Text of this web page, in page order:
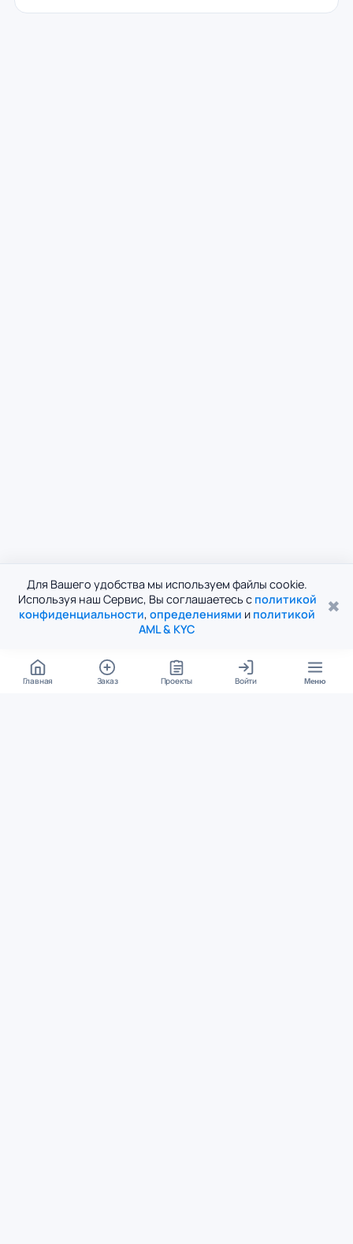
Для Вашего удобства мы используем файлы cookie.
Используя наш Сервис, Вы соглашаетесь с политикой
конфиденциальности, определениями и политикой
AML & KYC
✖
Главная Заказ Проекты Войти Меню